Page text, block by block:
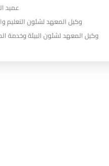
عميد
وكيل المعهد لشئون التعليم
وكيل المعهد لشئون البيئة وخدمة